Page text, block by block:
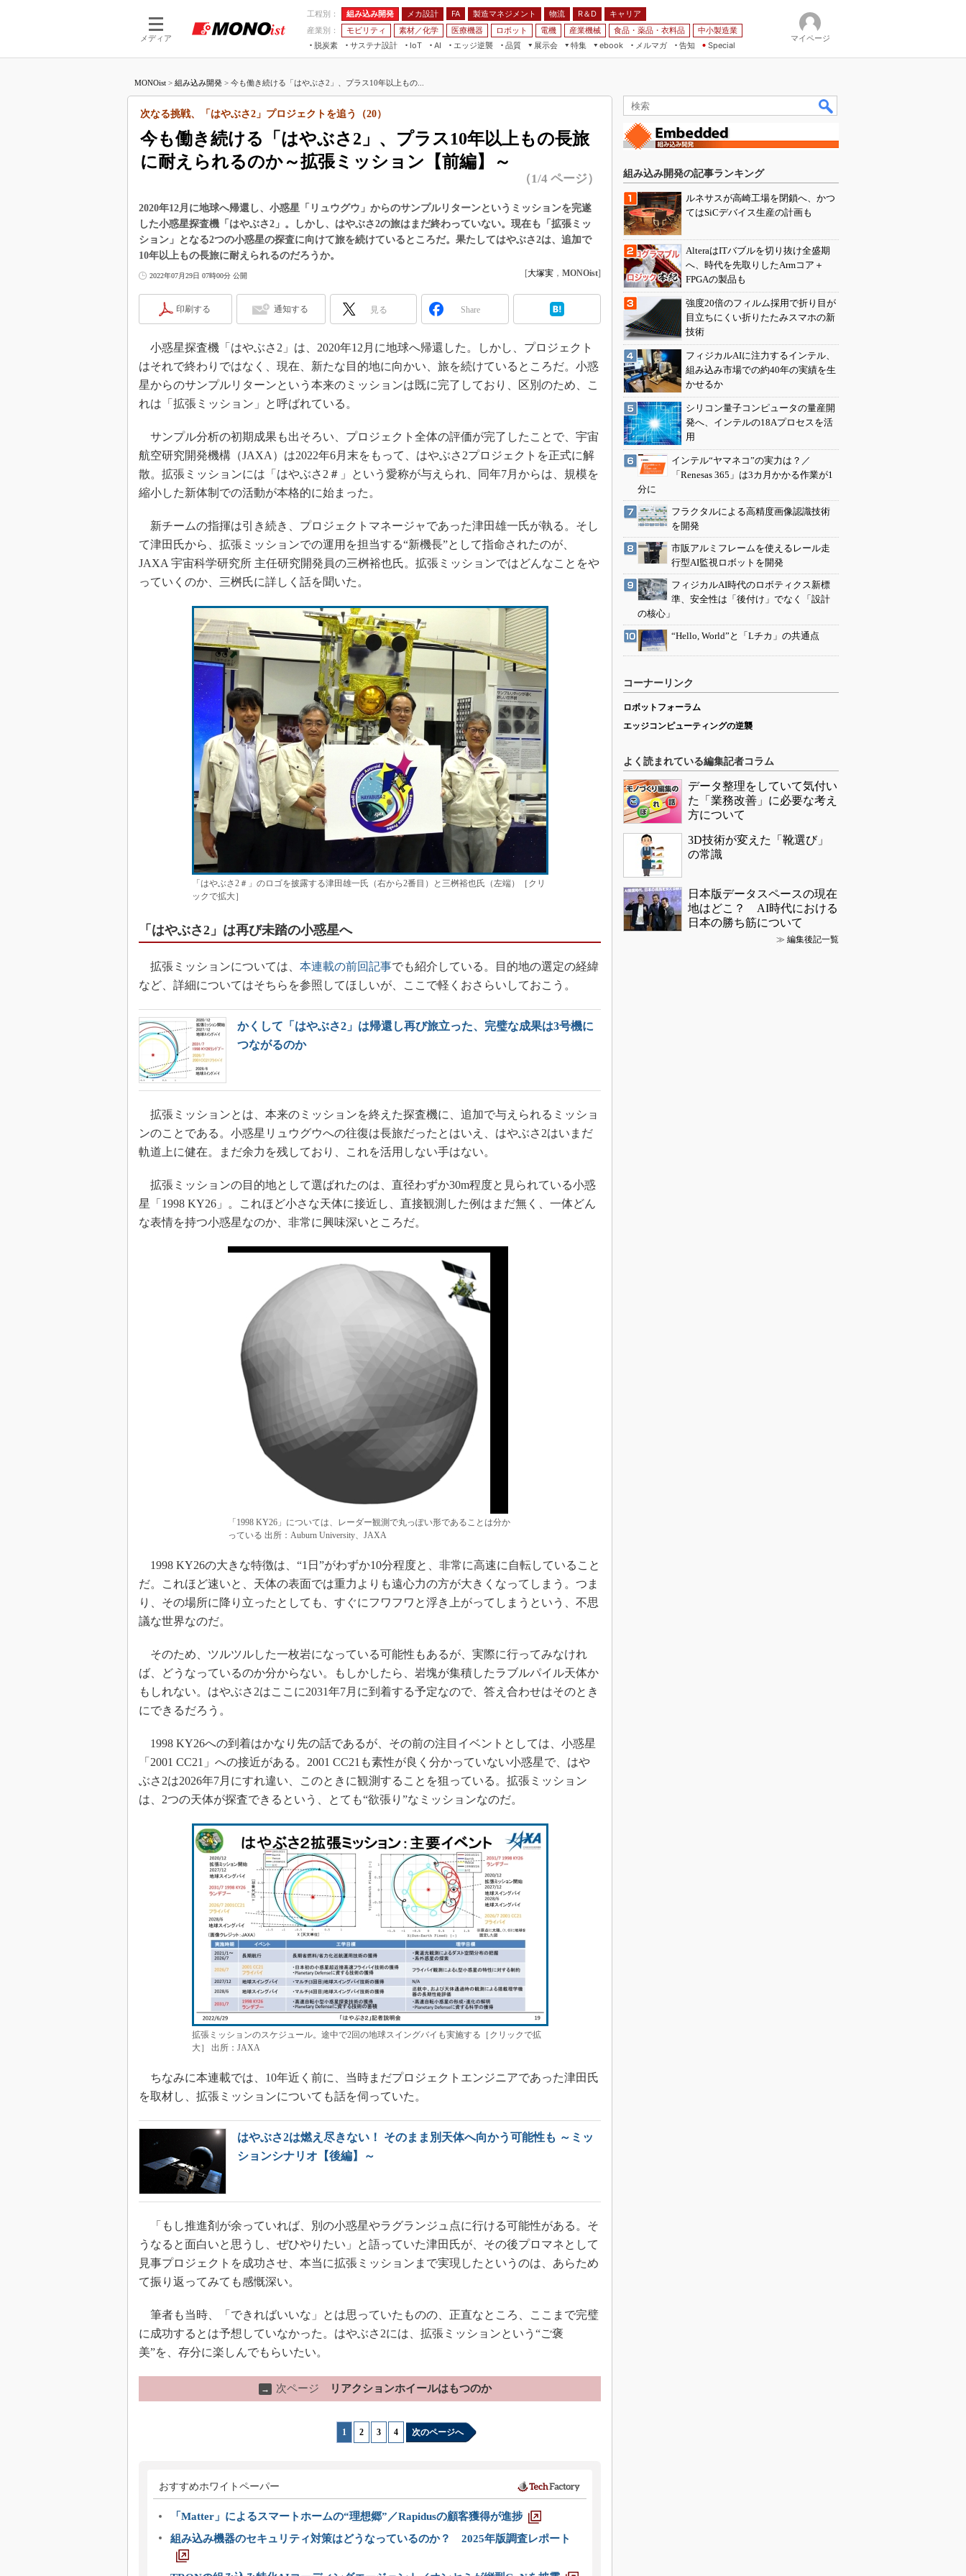
メディア
工程別： 組み込み開発 メカ設計 FA 製造マネジメント 物流 R＆D
キャリア
産業別：
モビリティ 素材／化学 医療機器 ロボット 電機 産業機械 食品・薬品・衣料品
中小製造業
脱炭素
サステナ設計
IoT
つながる工場
つながるサービス
AI
AI×設備保全
エッジ逆襲 品質
展示会
JIMTOF
IIFES
国際ロボット展
TECHNO-FRONTIER
人テク展
日本ものづくりワールド
AUTOMOTIVE WORLD
特集
フィールドサービス
FPGA
組み込みモデリング
Windows Embedded
無償設計ツール
3Dプリンタ
デジタルツインとCAE
S＆OP
インダストリー4.0
製造業ビッグデータ
メイドインジャパン
植物工場
海外生産
グローバル設計・開発
制御セキュリティ
ebook
モビリティ
素材／化学
メルマガ
告知 Special
マイページ
MONOist > 組み込み開発 > 今も働き続ける「はやぶさ2」、プラス10年以上もの...
今も働き続ける「はやぶさ2」、プラス10年以上もの長旅
に耐えられるのか～拡張ミッション【前編】～
次なる挑戦、「はやぶさ2」プロジェクトを追う（20）
（1/4 ページ）
2020年12月に地球へ帰還し、小惑星「リュウグウ」からのサンプルリターンというミッションを完遂
した小惑星探査機「はやぶさ2」。しかし、はやぶさ2の旅はまだ終わっていない。現在も「拡張ミッ
ション」となる2つの小惑星の探査に向けて旅を続けているところだ。果たしてはやぶさ2は、追加で
10年以上もの長旅に耐えられるのだろうか。
2022年07月29日 07時00分 公開 [大塚実 ， MONOist]
印刷する 通知する 見る Share
小惑星探査機「はやぶさ2」は、2020年12月に地球へ帰還した。しかし、プロジェクト
はそれで終わりではなく、現在、新たな目的地に向かい、旅を続けているところだ。小惑
星からのサンプルリターンという本来のミッションは既に完了しており、区別のため、こ
れは「拡張ミッション」と呼ばれている。
サンプル分析の初期成果も出そろい、プロジェクト全体の評価が完了したことで、宇宙
航空研究開発機構（JAXA）は2022年6月末をもって、はやぶさ2プロジェクトを正式に解
散。拡張ミッションには「はやぶさ2＃」という愛称が与えられ、同年7月からは、規模を
縮小した新体制での活動が本格的に始まった。
新チームの指揮は引き続き、プロジェクトマネージャであった津田雄一氏が執る。そし
て津田氏から、拡張ミッションでの運用を担当する“新機長”として指命されたのが、
JAXA 宇宙科学研究所 主任研究開発員の三桝裕也氏。拡張ミッションではどんなことをや
っていくのか、三桝氏に詳しく話を聞いた。
「はやぶさ2＃」のロゴを披露する津田雄一氏（右から2番目）と三桝裕也氏（左端）［クリ
ックで拡大］
「はやぶさ2」は再び未踏の小惑星へ
拡張ミッションについては、 本連載の前回記事でも紹介している。目的地の選定の経緯
など、詳細についてはそちらを参照してほしいが、ここで軽くおさらいしておこう。
かくして「はやぶさ2」は帰還し再び旅立った、完璧な成果は3号機に
つながるのか
拡張ミッションとは、本来のミッションを終えた探査機に、追加で与えられるミッショ
ンのことである。小惑星リュウグウへの往復は長旅だったとはいえ、はやぶさ2はいまだ
軌道上に健在。まだ余力を残しており、これを活用しない手はない。
拡張ミッションの目的地として選ばれたのは、直径わずか30m程度と見られている小惑
星「1998 KY26」。これほど小さな天体に接近し、直接観測した例はまだ無く、一体どん
な表情を持つ小惑星なのか、非常に興味深いところだ。
「1998 KY26」については、レーダー観測で丸っぽい形であることは分か
っている 出所：Auburn University、JAXA
1998 KY26の大きな特徴は、“1日”がわずか10分程度と、非常に高速に自転していること
だ。これほど速いと、天体の表面では重力よりも遠心力の方が大きくなってしまう。つま
り、その場所に降り立ったとしても、すぐにフワフワと浮き上がってしまうという、不思
議な世界なのだ。
そのため、ツルツルした一枚岩になっている可能性もあるが、実際に行ってみなけれ
ば、どうなっているのか分からない。もしかしたら、岩塊が集積したラブルパイル天体か
もしれない。はやぶさ2はここに2031年7月に到着する予定なので、答え合わせはそのとき
にできるだろう。
1998 KY26への到着はかなり先の話であるが、その前の注目イベントとしては、小惑星
「2001 CC21」への接近がある。2001 CC21も素性が良く分かっていない小惑星で、はや
ぶさ2は2026年7月にすれ違い、このときに観測することを狙っている。拡張ミッション
は、2つの天体が探査できるという、とても“欲張り”なミッションなのだ。
拡張ミッションのスケジュール。途中で2回の地球スイングバイも実施する［クリックで拡
大］ 出所：JAXA
ちなみに本連載では、10年近く前に、当時まだプロジェクトエンジニアであった津田氏
を取材し、拡張ミッションについても話を伺っていた。
はやぶさ2は燃え尽きない！ そのまま別天体へ向かう可能性も ～ミッ
ションシナリオ【後編】～
「もし推進剤が余っていれば、別の小惑星やラグランジュ点に行ける可能性がある。そ
うなると面白いと思うし、ぜひやりたい」と語っていた津田氏が、その後プロマネとして
見事プロジェクトを成功させ、本当に拡張ミッションまで実現したというのは、あらため
て振り返ってみても感慨深い。
筆者も当時、「できればいいな」とは思っていたものの、正直なところ、ここまで完璧
に成功するとは予想していなかった。はやぶさ2には、拡張ミッションという“ご褒
美”を、存分に楽しんでもらいたい。
→ 次ページ リアクションホイールはもつのか
1 2 3 4 次のページへ
おすすめホワイトペーパー
「Matter」によるスマートホームの“理想郷”／Rapidusの顧客獲得が進捗
組み込み機器のセキュリティ対策はどうなっているのか？ 2025年版調査レポート
組み込み開発の記事ランキング
ルネサスが高崎工場を閉鎖へ、かつ
てはSiCデバイス生産の計画も
AlteraはITバブルを切り抜け全盛期
へ、時代を先取りしたArmコア＋
FPGAの製品も
強度20倍のフィルム採用で折り目が
目立ちにくい折りたたみスマホの新
技術
フィジカルAIに注力するインテル、
組み込み市場での約40年の実績を生
かせるか
シリコン量子コンピュータの量産開
発へ、インテルの18Aプロセスを活
用
インテル“ヤマネコ”の実力は？／
「Renesas 365」は3カ月かかる作業が1
分に
フラクタルによる高精度画像認識技術
を開発
市販アルミフレームを使えるレール走
行型AI監視ロボットを開発
フィジカルAI時代のロボティクス新標
準、安全性は「後付け」でなく「設計
の核心」
“Hello, World”と「Lチカ」の共通点
コーナーリンク
ロボットフォーラム
エッジコンピューティングの逆襲
よく読まれている編集記者コラム
データ整理をしていて気付い
た「業務改善」に必要な考え
方について
3D技術が変えた「靴選び」
の常識
日本版データスペースの現在
地はどこ？ AI時代における
日本の勝ち筋について
≫ 編集後記一覧